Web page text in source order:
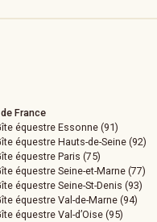
France
équestre Essonne (91)
équestre Hauts-de-Seine (92)
équestre Paris (75)
équestre Seine-et-Marne (77)
équestre Seine-St-Denis (93)
équestre Val-de-Marne (94)
équestre Val-d’Oise (95)